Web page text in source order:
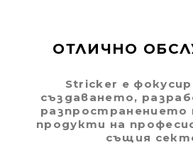
ОТЛИЧНО
Stricker е
създаването,
разпространението
продукти на
същия